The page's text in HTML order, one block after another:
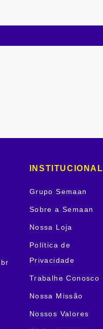
INSTITUCIONAL
Grupo Semaan
Sobre a Semaan
Nossa Loja
Política de
Privacidade
Trabalhe Conosco
Nossa Missão
Nossos Valores